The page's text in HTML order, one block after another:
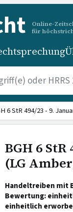
Online-
für
6 StR 494/23 - 9.
BGH 6 StR
(LG
Handeltreiben mit
Bewertung:
einheitlich